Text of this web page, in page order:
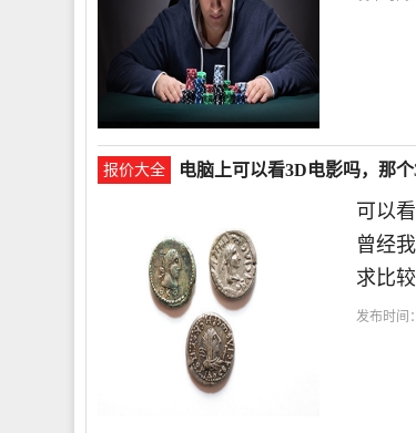
报价大全 电脑上可以看3D电影吗，那
可以
曾经
求比
发布时间